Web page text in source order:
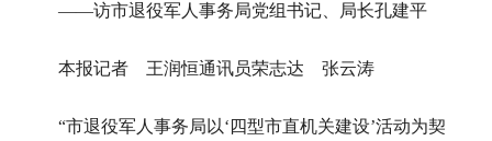
——访市退役军人事务局党组书记、局长孔建平
本报记者 王润恒通讯员荣志达 张云涛
“市退役军人事务局以‘四型市直机关建设’活动为契